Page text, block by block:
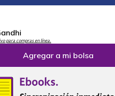
para compras en línea.
Agregar a mi bolsa